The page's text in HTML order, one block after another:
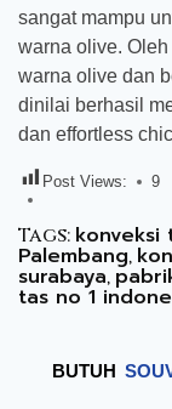
sangat mampu
warna olive.
warna olive dan
dinilai berhasil
dan effortless
Post Views: 9
Tags: konveksi
Palembang,
surabaya,
tas no 1
BUTUH